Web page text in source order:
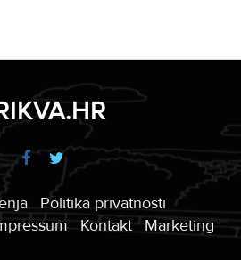
Politika privatnosti
Kontakt Marketing